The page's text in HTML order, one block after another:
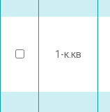
1-к.кв